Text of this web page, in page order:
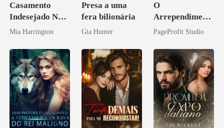
Casamento
Indesejado Na
Máfia
Mia Harrington
Presa a uma
fera bilionária
Gia Hunter
O
Arrependiment
o do Alfa:
Verdadeira
Companheira
PageProfit Studio